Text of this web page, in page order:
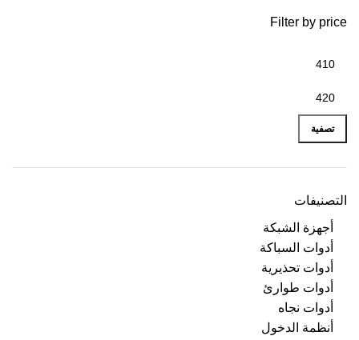
Filter by price
تصفية
التصنيفات
أجهزة الشبكة
أدوات السباكة
أدوات تحذيرية
أدوات طوارئ
أدوات نجاه
أنظمة الدخول